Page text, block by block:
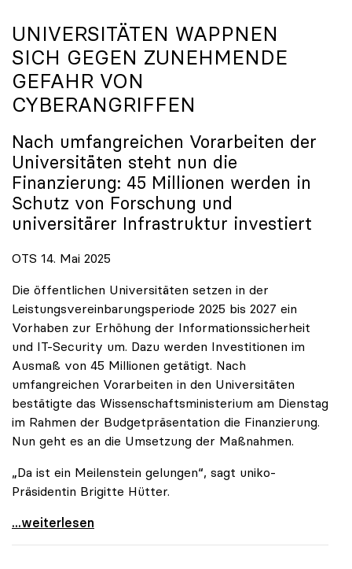
UNIVERSITÄTEN WAPPNEN
SICH GEGEN ZUNEHMENDE
GEFAHR VON
CYBERANGRIFFEN
Nach umfangreichen Vorarbeiten der
Universitäten steht nun die
Finanzierung: 45 Millionen werden in
Schutz von Forschung und
universitärer Infrastruktur investiert
OTS 14. Mai 2025
Die öffentlichen Universitäten setzen in der
Leistungsvereinbarungsperiode 2025 bis 2027 ein
Vorhaben zur Erhöhung der Informationssicherheit
und IT-Security um. Dazu werden Investitionen im
Ausmaß von 45 Millionen getätigt. Nach
umfangreichen Vorarbeiten in den Universitäten
bestätigte das Wissenschaftsministerium am Dienstag
im Rahmen der Budgetpräsentation die Finanzierung.
Nun geht es an die Umsetzung der Maßnahmen.
„Da ist ein Meilenstein gelungen“, sagt uniko-
Präsidentin Brigitte Hütter.
Universitäten wappnen sich gegen zunehmende Gefahr
...weiterlesen